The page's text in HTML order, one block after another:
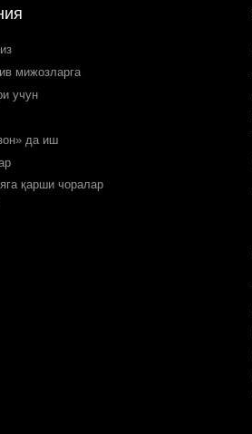
мижозларга
учун
да иш
қарши чоралар